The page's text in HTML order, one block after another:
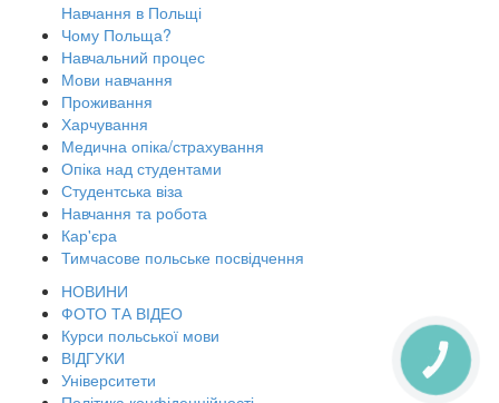
Навчання в Польщі
Чому Польща?
Навчальний процес
Мови навчання
Проживання
Харчування
Медична опіка/страхування
Опіка над студентами
Студентська віза
Навчання та робота
Кар'єра
Тимчасове польське посвідчення
НОВИНИ
ФОТО ТА ВІДЕО
Курси польської мови
ВІДГУКИ
Університети
КНОПКА
ЗВ'ЯЗКУ